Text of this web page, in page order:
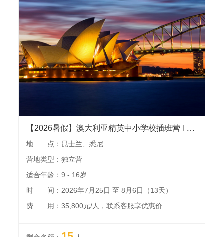
【2026暑假】澳大利亚精英中小学校插班营 l 多年发团执行经验，参访悉尼大学，入住寄宿家庭，游览黄金海岸等景点
地 点：昆士兰、悉尼
营地类型：独立营
适合年龄：9 - 16岁
时 间：2026年7月25日 至 8月6日（13天）
费 用：35,800元/人，联系客服享优惠价